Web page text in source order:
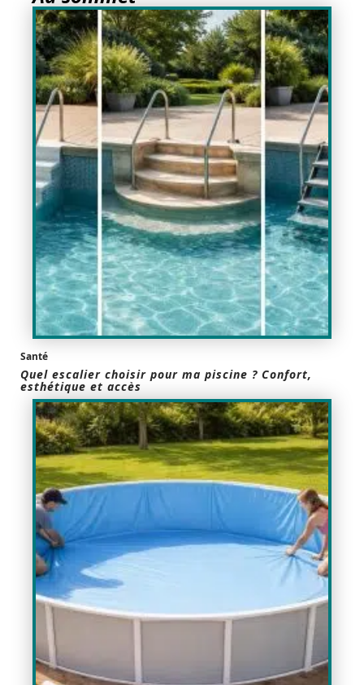
Santé
Quel escalier choisir pour ma piscine ? Confort,
esthétique et accès